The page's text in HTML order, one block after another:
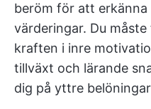
beröm för att erkänna
värderingar. Du
kraften i inre
tillväxt och lärande
dig på yttre